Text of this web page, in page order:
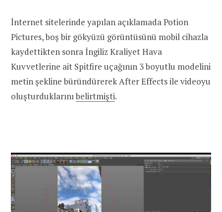
İnternet sitelerinde yapılan açıklamada Potion
Pictures, boş bir gökyüzü görüntüsünü mobil cihazla
kaydettikten sonra İngiliz Kraliyet Hava
Kuvvetlerine ait Spitfire uçağının 3 boyutlu modelini
metin şekline büründürerek After Effects ile videoyu
oluşturduklarınıbelirtmişti.